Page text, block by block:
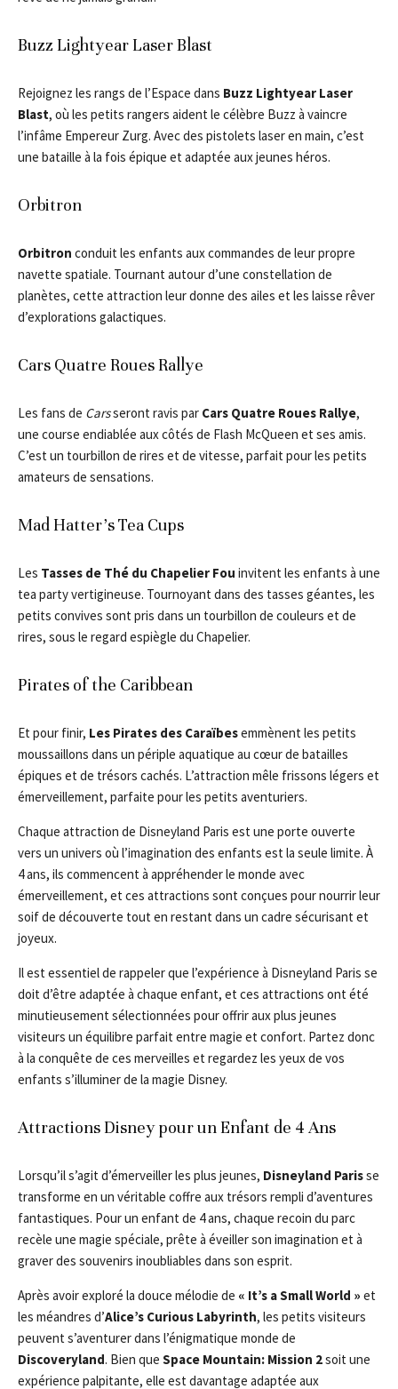
Buzz Lightyear Laser Blast
Rejoignez les rangs de l’Espace dans Buzz Lightyear Laser
Blast, où les petits rangers aident le célèbre Buzz à vaincre
l’infâme Empereur Zurg. Avec des pistolets laser en main, c’est
une bataille à la fois épique et adaptée aux jeunes héros.
Orbitron
Orbitron conduit les enfants aux commandes de leur propre
navette spatiale. Tournant autour d’une constellation de
planètes, cette attraction leur donne des ailes et les laisse rêver
d’explorations galactiques.
Cars Quatre Roues Rallye
Les fans de Carsseront ravis par Cars Quatre Roues Rallye,
une course endiablée aux côtés de Flash McQueen et ses amis.
C’est un tourbillon de rires et de vitesse, parfait pour les petits
amateurs de sensations.
Mad Hatter’s Tea Cups
Les Tasses de Thé du Chapelier Fou invitent les enfants à une
tea party vertigineuse. Tournoyant dans des tasses géantes, les
petits convives sont pris dans un tourbillon de couleurs et de
rires, sous le regard espiègle du Chapelier.
Pirates of the Caribbean
Et pour finir, Les Pirates des Caraïbesemmènent les petits
moussaillons dans un périple aquatique au cœur de batailles
épiques et de trésors cachés. L’attraction mêle frissons légers et
émerveillement, parfaite pour les petits aventuriers.
Chaque attraction de Disneyland Paris est une porte ouverte
vers un univers où l’imagination des enfants est la seule limite. À
4 ans, ils commencent à appréhender le monde avec
émerveillement, et ces attractions sont conçues pour nourrir leur
soif de découverte tout en restant dans un cadre sécurisant et
joyeux.
Il est essentiel de rappeler que l’expérience à Disneyland Paris se
doit d’être adaptée à chaque enfant, et ces attractions ont été
minutieusement sélectionnées pour offrir aux plus jeunes
visiteurs un équilibre parfait entre magie et confort. Partez donc
à la conquête de ces merveilles et regardez les yeux de vos
enfants s’illuminer de la magie Disney.
Attractions Disney pour un Enfant de 4 Ans
Lorsqu’il s’agit d’émerveiller les plus jeunes, Disneyland Parisse
transforme en un véritable coffre aux trésors rempli d’aventures
fantastiques. Pour un enfant de 4 ans, chaque recoin du parc
recèle une magie spéciale, prête à éveiller son imagination et à
graver des souvenirs inoubliables dans son esprit.
Après avoir exploré la douce mélodie de « It’s a Small World » et
les méandres d’Alice’s Curious Labyrinth, les petits visiteurs
peuvent s’aventurer dans l’énigmatique monde de
Discoveryland. Bien que Space Mountain: Mission 2soit une
expérience palpitante, elle est davantage adaptée aux